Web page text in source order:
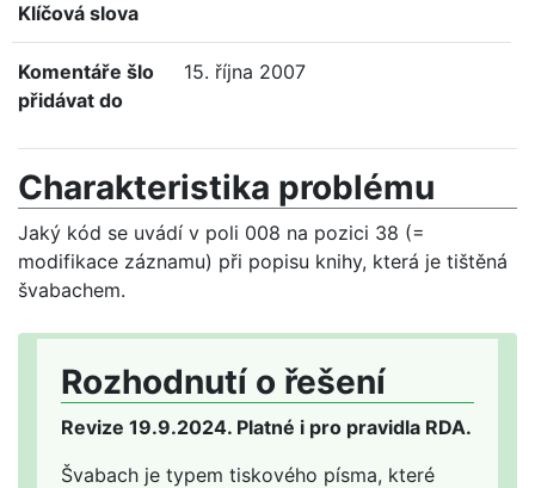
Klíčová slova
Komentáře šlo
přidávat do
15. října 2007
Charakteristika problému
Jaký kód se uvádí v poli 008 na pozici 38 (=
modifikace záznamu) při popisu knihy, která je tištěná
švabachem.
Rozhodnutí o řešení
Revize 19.9.2024. Platné i pro pravidla RDA.
Švabach je typem tiskového písma, které